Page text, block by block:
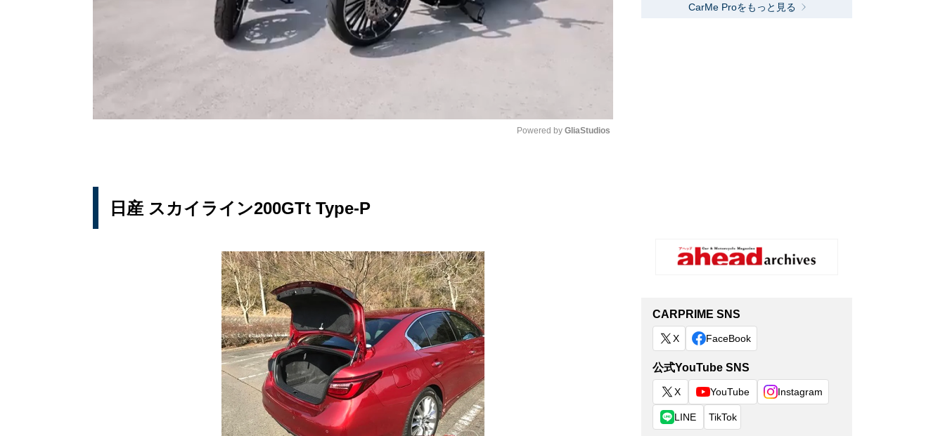
Powered by GliaStudios
日産 スカイライン200GTt Type-P
CarMe Proをもっと見る
CARPRIME SNS
X FaceBook
公式YouTube SNS
X YouTube Instagram
LINE TikTok